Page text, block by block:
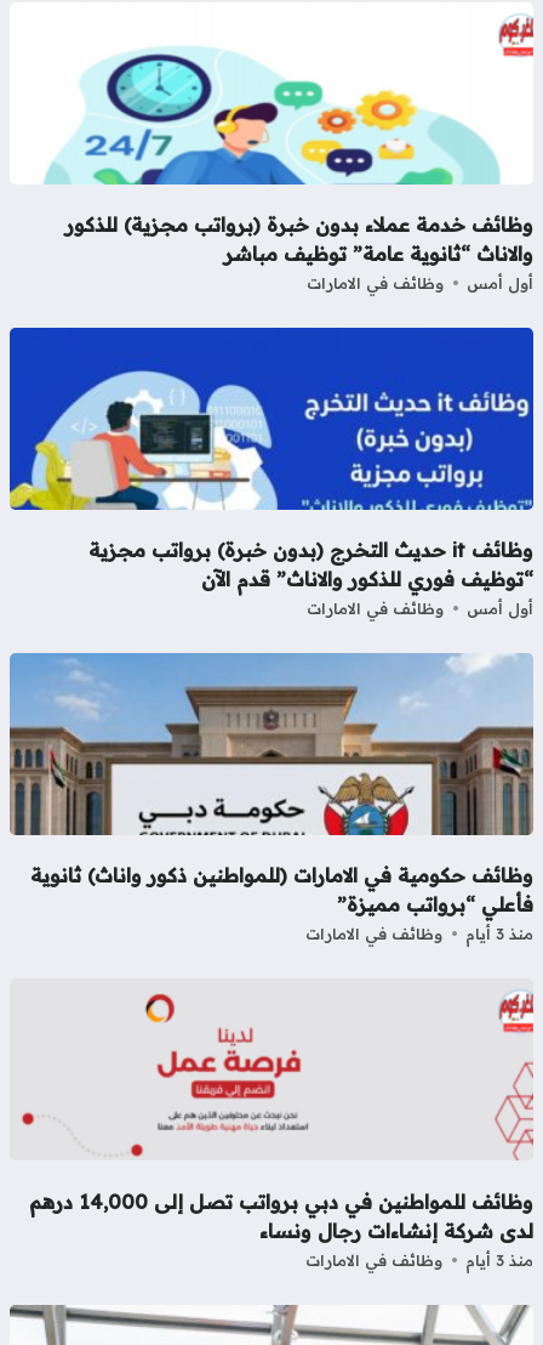
خدمة عملاء بدون خبرة (برواتب مجزية) للذكور
“ثانوية عامة” توظيف مباشر
أمس وظائف في الامارات
وظائف it حديث التخرج (بدون خبرة) برواتب مجزية
فوري للذكور والاناث” قدم الآن
أمس وظائف في الامارات
حكومية في الامارات (للمواطنين ذكور واناث) ثانوية
“برواتب مميزة”
أيام وظائف في الامارات
وظائف للمواطنين في دبي برواتب تصل إلى 14,000 درهم
شركة إنشاءات رجال ونساء
أيام وظائف في الامارات